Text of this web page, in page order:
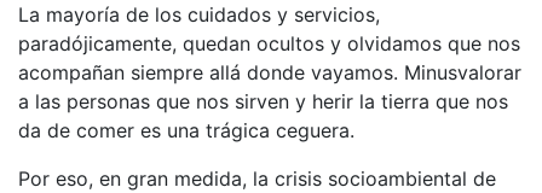
La mayoría de los cuidados y servicios,
paradójicamente, quedan ocultos y olvidamos que nos
acompañan siempre allá donde vayamos. Minusvalorar
a las personas que nos sirven y herir la tierra que nos
da de comer es una trágica ceguera.
Por eso, en gran medida, la crisis socioambiental de